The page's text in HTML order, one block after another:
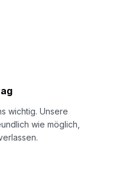
wichtig. Unsere
wie möglich,